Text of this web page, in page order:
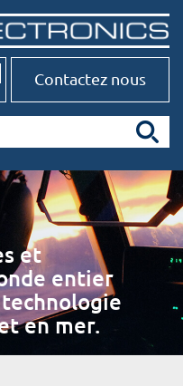
Contactez nous
et
entier
en mer.